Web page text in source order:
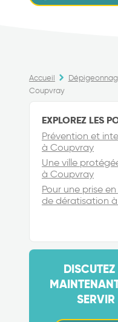
Accueil
Coupvray
EXPLOREZ LES
Prévention et
à Coupvray
Une ville
à Coupvray
Pour une prise
de dératisation
SERVIR